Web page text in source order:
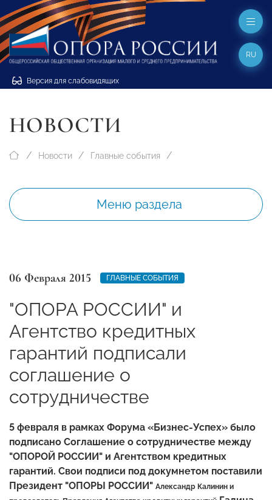
Версия для слабовидящих
RU
НОВОСТИ
Новости Главные события
Меню раздела
06 Февраля 2015 ГЛАВНЫЕ СОБЫТИЯ
"ОПОРА РОССИИ" и
Агентство кредитных
гарантий подписали
соглашение о
сотрудничестве
5 февраля в рамках Форума «Бизнес-Успех» было
подписано Соглашение о сотрудничестве между
"ОПОРОЙ РОССИИ" и Агентством кредитных
гарантий. Свои подписи под докумнетом поставили
Президент "ОПОРЫ РОССИИ" Александр Калинин и